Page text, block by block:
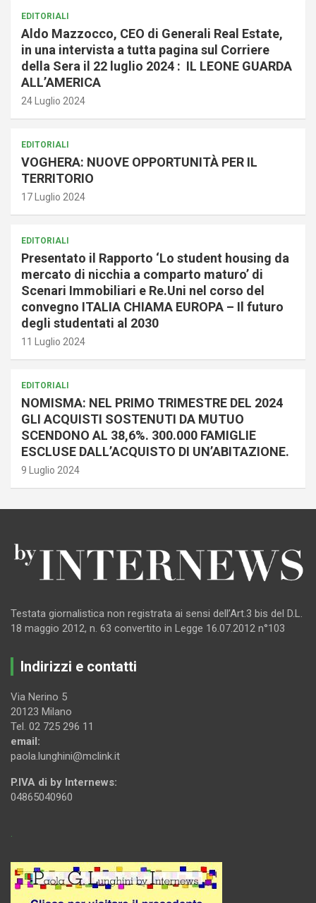
EDITORIALI
Aldo Mazzocco, CEO di Generali Real Estate,
in una intervista a tutta pagina sul Corriere
della Sera il 22 luglio 2024 : IL LEONE GUARDA
ALL’AMERICA
24 Luglio 2024
EDITORIALI
VOGHERA: NUOVE OPPORTUNITÀ PER IL
TERRITORIO
17 Luglio 2024
EDITORIALI
Presentato il Rapporto ‘Lo student housing da
mercato di nicchia a comparto maturo’ di
Scenari Immobiliari e Re.Uni nel corso del
convegno ITALIA CHIAMA EUROPA – Il futuro
degli studentati al 2030
11 Luglio 2024
EDITORIALI
NOMISMA: NEL PRIMO TRIMESTRE DEL 2024
GLI ACQUISTI SOSTENUTI DA MUTUO
SCENDONO AL 38,6%. 300.000 FAMIGLIE
ESCLUSE DALL’ACQUISTO DI UN’ABITAZIONE.
9 Luglio 2024
Testata giornalistica non registrata ai sensi dell’Art.3 bis del D.L.
18 maggio 2012, n. 63 convertito in Legge 16.07.2012 n°103
Indirizzi e contatti
Via Nerino 5
20123 Milano
Tel. 02 725 296 11
email:
paola.lunghini@mclink.it
P.IVA di by Internews:
04865040960
.